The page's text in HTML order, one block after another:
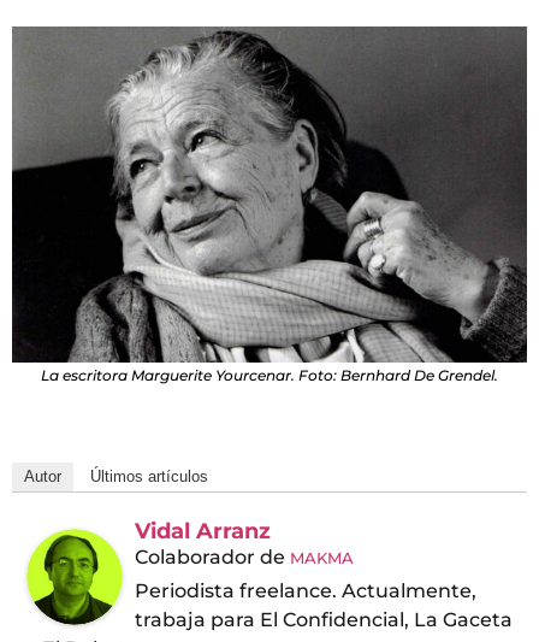
La escritora Marguerite Yourcenar. Foto: Bernhard De Grendel.
Autor Últimos artículos
Vidal Arranz
Colaborador de MAKMA
Periodista freelance. Actualmente,
trabaja para El Confidencial, La Gaceta